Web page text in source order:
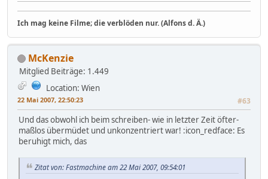
Ich mag keine Filme; die verblöden nur. (Alfons d. Ä.)
McKenzie
Mitglied Beiträge: 1.449
Location: Wien
22 Mai 2007, 22:50:23 #63
Und das obwohl ich beim schreiben- wie in letzter Zeit öfter-
maßlos übermüdet und unkonzentriert war! :icon_redface: Es
beruhigt mich, das
Zitat von: Fastmachine am 22 Mai 2007, 09:54:01